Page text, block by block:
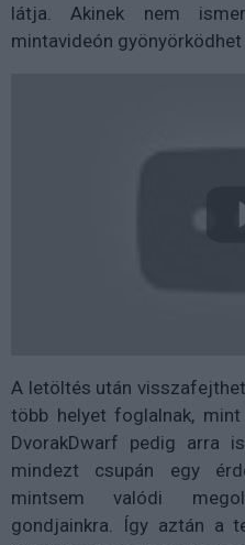
látja. Akinek nem
mintavideón gyönyörködhet
A letöltés után
több helyet foglalnak,
DvorakDwarf pedig arra
mindezt csupán egy
mintsem valódi
gondjainkra. Így aztán a